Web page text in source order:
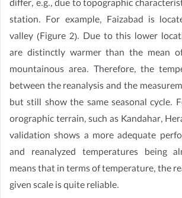
differ, e.g., due to topographic
station. For example, Faizabad is
valley (Figure 2). Due to this lower
are distinctly warmer than the mean
mountainous area. Therefore, the
between the reanalysis and the
but still show the same seasonal cycle.
orographic terrain, such as Kandahar,
validation shows a more adequate
and reanalyzed temperatures being
means that in terms of temperature, the
given scale is quite reliable.